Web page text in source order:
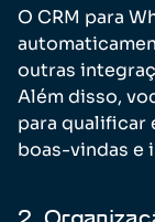
O CRM para
outras
Além disso,
para qualificar
boas-vindas e